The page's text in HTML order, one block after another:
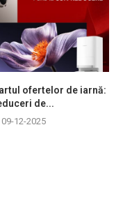
ofertelor de iarnă:
de...
09-12-2025